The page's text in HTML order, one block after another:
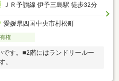
ＪＲ予讃線 伊予三島駅 徒歩32分
愛媛県四国中央市村松町
権
す。■2階にはランドリールー
。